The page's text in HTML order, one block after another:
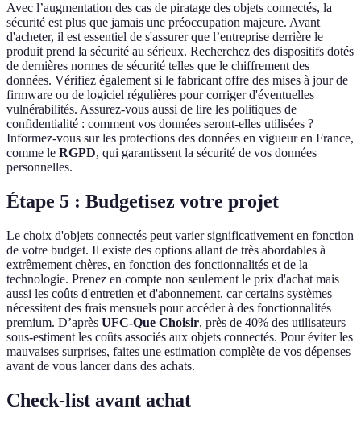
Avec l’augmentation des cas de piratage des objets connectés, la
sécurité est plus que jamais une préoccupation majeure. Avant
d'acheter, il est essentiel de s'assurer que l’entreprise derrière le
produit prend la sécurité au sérieux. Recherchez des dispositifs dotés
de dernières normes de sécurité telles que le chiffrement des
données. Vérifiez également si le fabricant offre des mises à jour de
firmware ou de logiciel régulières pour corriger d'éventuelles
vulnérabilités. Assurez-vous aussi de lire les politiques de
confidentialité : comment vos données seront-elles utilisées ?
Informez-vous sur les protections des données en vigueur en France,
comme le RGPD, qui garantissent la sécurité de vos données
personnelles.
Étape 5 : Budgetisez votre projet
Le choix d'objets connectés peut varier significativement en fonction
de votre budget. Il existe des options allant de très abordables à
extrêmement chères, en fonction des fonctionnalités et de la
technologie. Prenez en compte non seulement le prix d'achat mais
aussi les coûts d'entretien et d'abonnement, car certains systèmes
nécessitent des frais mensuels pour accéder à des fonctionnalités
premium. D’après UFC-Que Choisir, près de 40% des utilisateurs
sous-estiment les coûts associés aux objets connectés. Pour éviter les
mauvaises surprises, faites une estimation complète de vos dépenses
avant de vous lancer dans des achats.
Check-list avant achat